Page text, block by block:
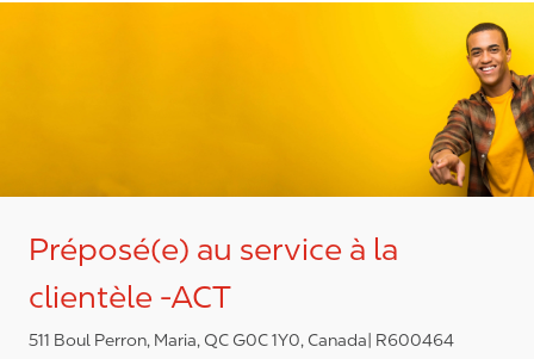
Préposé(e) au service à la
clientèle -ACT
511 Boul Perron, Maria, QC G0C 1Y0, Canada R600464